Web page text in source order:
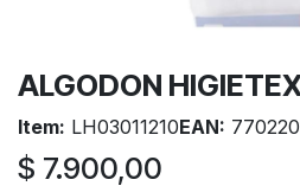
ALGODON
Item: LH03011210EAN:
$ 7.900,00